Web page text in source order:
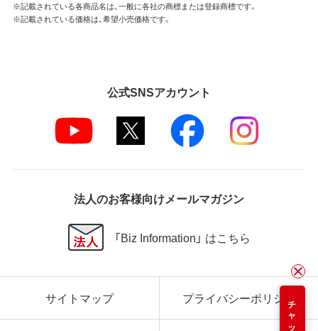
※記載されている各商品名は、一般に各社の商標または登録商標です。
※記載されている価格は、希望小売価格です。
公式SNSアカウント
法人のお客様向けメールマガジン
「Biz Information」 はこちら
サイトマップ プライバシーポリシー